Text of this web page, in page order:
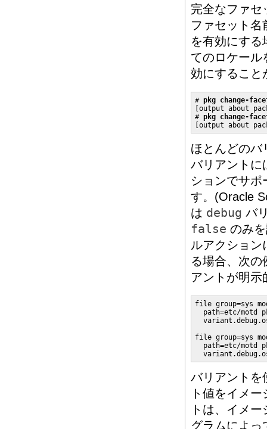
完全なファセ
ファセット
を有効にす
てのロケール
効にすること
# pkg change-
[output about
# pkg change-
[output about
ほとんどのバ
バリアントに
ションでサ
す。(Oracle
は debug バ
false のみ
ルアクショ
る場合、次
アントが明示
file group=sys
path=etc/motd
file group=sys
path=etc/motd
バリアントを
ト値をイメ
トは、イメ
グラムによ